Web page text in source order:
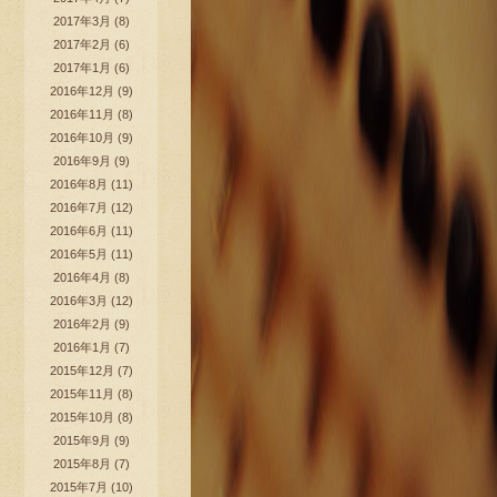
2017年3月 (8)
2017年2月 (6)
2017年1月 (6)
2016年12月 (9)
2016年11月 (8)
2016年10月 (9)
2016年9月 (9)
2016年8月 (11)
2016年7月 (12)
2016年6月 (11)
2016年5月 (11)
2016年4月 (8)
2016年3月 (12)
2016年2月 (9)
2016年1月 (7)
2015年12月 (7)
2015年11月 (8)
2015年10月 (8)
2015年9月 (9)
2015年8月 (7)
2015年7月 (10)